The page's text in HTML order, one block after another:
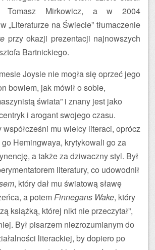
Tomasz Mirkowicz, a w 2004
„Literaturze na Świecie” tłumaczenie
przy okazji prezentacji najnowszych
Bartnickiego.
Joysie nie mogła się oprzeć jego
bowiem, jak mówił o sobie,
świata” i znany jest jako
i arogant swojego czasu.
mu wielcy literaci, oprócz
Hemingwaya, krytykowali go za
a także za dziwaczny styl. Był
literatury, co udowodnił
, który dał mu światową sławę
a potemFinnegans Wake, który
książką, której nikt nie przeczytał”,
Był pisarzem niezrozumianym do
literackiej, by dopiero po